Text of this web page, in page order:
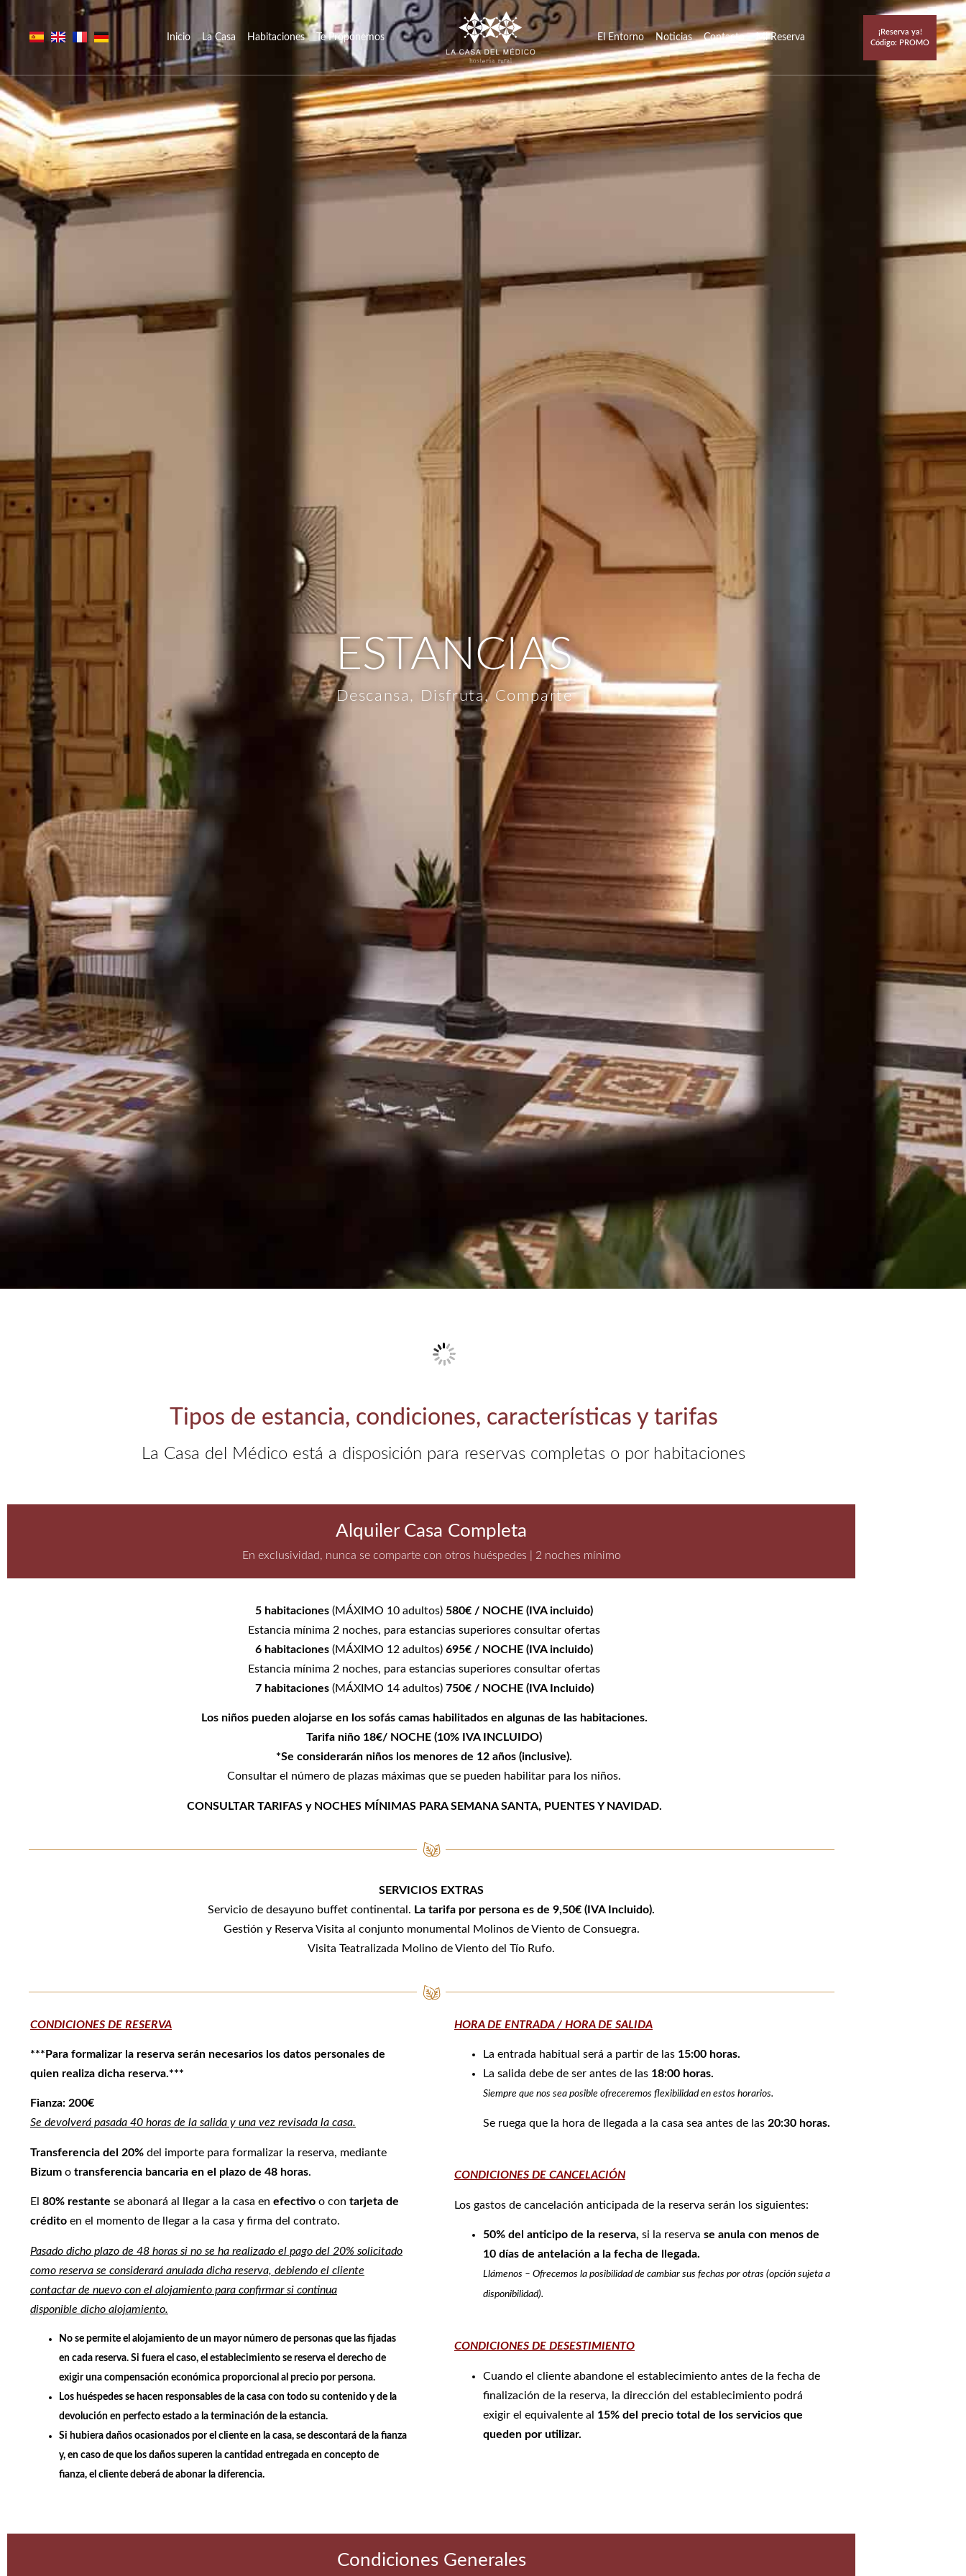
Inicio La Casa Habitaciones Te Proponemos El Entorno Noticias Contacto Mi Reserva
¡Reserva ya!
Código: PROMO
ESTANCIAS
Descansa, Disfruta, Comparte
Tipos de estancia, condiciones, características y tarifas
La Casa del Médico está a disposición para reservas completas o por habitaciones
Alquiler Casa Completa
En exclusividad, nunca se comparte con otros huéspedes | 2 noches mínimo
5 habitaciones (MÁXIMO 10 adultos) 580€ / NOCHE (IVA incluido)
Estancia mínima 2 noches, para estancias superiores consultar ofertas
6 habitaciones (MÁXIMO 12 adultos) 695€ / NOCHE (IVA incluido)
Estancia mínima 2 noches, para estancias superiores consultar ofertas
7 habitaciones(MÁXIMO 14 adultos) 750€ / NOCHE (IVA Incluido)
Los niños pueden alojarse en los sofás camas habilitados en algunas de las habitaciones.
Tarifa niño 18€/ NOCHE (10% IVA INCLUIDO)
*Se considerarán niños los menores de 12 años (inclusive).
Consultar el número de plazas máximas que se pueden habilitar para los niños.
CONSULTAR TARIFAS y NOCHES MÍNIMAS PARA SEMANA SANTA, PUENTES Y NAVIDAD.
SERVICIOS EXTRAS
Servicio de desayuno buffet continental. La tarifa por persona es de 9,50€ (IVA Incluido).
Gestión y Reserva Visita al conjunto monumental Molinos de Viento de Consuegra.
Visita Teatralizada Molino de Viento del Tío Rufo.
CONDICIONES DE RESERVA
*** Para formalizar la reserva serán necesarios los datos personales de
quien realiza dicha reserva.***
Fianza: 200€
Se devolverá pasada 40 horas de la salida y una vez revisada la casa.
Transferencia del 20% del importe para formalizar la reserva, mediante
Bizum o transferencia bancaria en el plazo de 48 horas.
El 80% restante se abonará al llegar a la casa en efectivo o con tarjeta de
crédito en el momento de llegar a la casa y firma del contrato.
Pasado dicho plazo de 48 horas si no se ha realizado el pago del 20% solicitado
como reserva se considerará anulada dicha reserva, debiendo el cliente
contactar de nuevo con el alojamiento para confirmar si continua
disponible dicho alojamiento.
No se permite el alojamiento de un mayor número de personas que las fijadas
en cada reserva. Si fuera el caso, el establecimiento se reserva el derecho de
exigir una compensación económica proporcional al precio por persona.
Los huéspedes se hacen responsables de la casa con todo su contenido y de la
devolución en perfecto estado a la terminación de la estancia.
Si hubiera daños ocasionados por el cliente en la casa, se descontará de la fianza
y, en caso de que los daños superen la cantidad entregada en concepto de
fianza, el cliente deberá de abonar la diferencia.
HORA DE ENTRADA / HORA DE SALIDA
La entrada habitual será a partir de las 15:00 horas.
La salida debe de ser antes de las 18:00 horas.
Siempre que nos sea posible ofreceremos flexibilidad en estos horarios.
Se ruega que la hora de llegada a la casa sea antes de las 20:30 horas.
CONDICIONES DE CANCELACIÓN
Los gastos de cancelación anticipada de la reserva serán los siguientes:
50% del anticipo de la reserva, si la reserva se anula con menos de
10 días de antelación a la fecha de llegada.
Llámenos – Ofrecemos la posibilidad de cambiar sus fechas por otras (opción sujeta a
disponibilidad).
CONDICIONES DE DESESTIMIENTO
Cuando el cliente abandone el establecimiento antes de la fecha de
finalización de la reserva, la dirección del establecimiento podrá
exigir el equivalente al 15% del precio total de los servicios que
queden por utilizar.
Condiciones Generales